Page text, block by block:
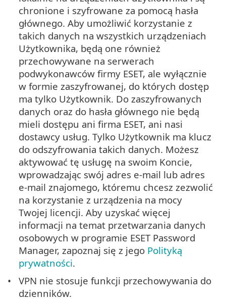
chronione i szyfrowane za pomocą hasła
głównego. Aby umożliwić korzystanie z
takich danych na wszystkich urządzeniach
Użytkownika, będą one również
przechowywane na serwerach
podwykonawców firmy ESET, ale wyłącznie
w formie zaszyfrowanej, do których dostęp
ma tylko Użytkownik. Do zaszyfrowanych
danych oraz do hasła głównego nie będą
mieli dostępu ani firma ESET, ani nasi
dostawcy usług. Tylko Użytkownik ma klucz
do odszyfrowania takich danych. Możesz
aktywować tę usługę na swoim Koncie,
wprowadzając swój adres e-mail lub adres
e-mail znajomego, któremu chcesz zezwolić
na korzystanie z urządzenia na mocy
Twojej licencji. Aby uzyskać więcej
informacji na temat przetwarzania danych
osobowych w programie ESET Password
Manager, zapoznaj się z jego Polityką
prywatności.
VPN nie stosuje funkcji przechowywania do
dzienników.